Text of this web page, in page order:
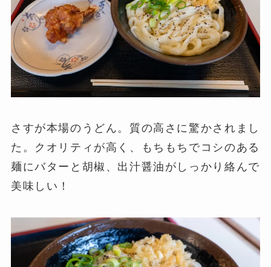
さすが本場のうどん。質の高さに驚かされまし
た。クオリティが高く、もちもちでコシのある
麺にバターと胡椒、出汁醤油がしっかり絡んで
美味しい！